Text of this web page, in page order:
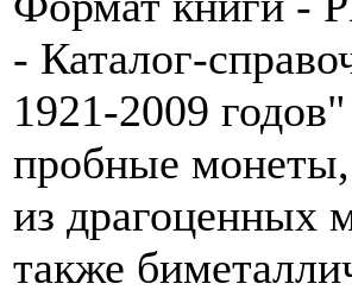
- Каталог-
1921-2009
пробные
из драгоценных
также